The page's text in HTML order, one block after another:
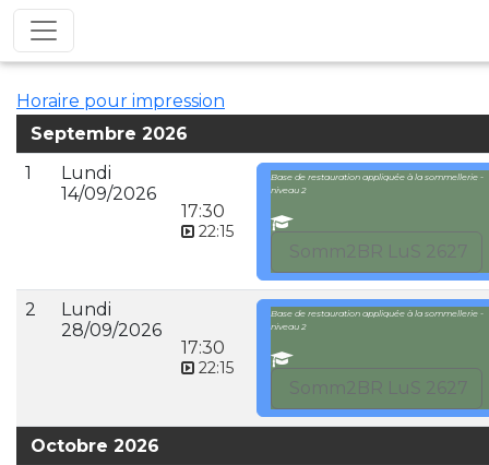
Horaire pour impression
Septembre 2026
1
Lundi
14/09/2026
17:30
22:15
Base de restauration appliquée à la sommellerie -
niveau 2
Somm2BR LuS 2627
2
Lundi
28/09/2026
17:30
22:15
Base de restauration appliquée à la sommellerie -
niveau 2
Somm2BR LuS 2627
Octobre 2026